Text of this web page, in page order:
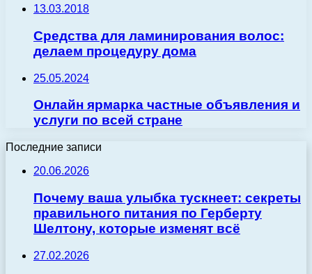
13.03.2018
Средства для ламинирования волос:
делаем процедуру дома
25.05.2024
Онлайн ярмарка частные объявления и
услуги по всей стране
Последние записи
20.06.2026
Почему ваша улыбка тускнеет: секреты
правильного питания по Герберту
Шелтону, которые изменят всё
27.02.2026